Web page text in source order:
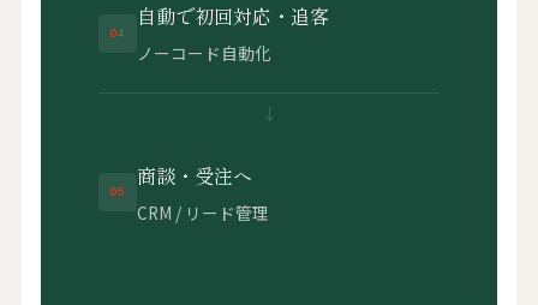
04
自動で初回対応・追客
ノーコード自動化
↓
05
商談・受注へ
CRM / リード管理